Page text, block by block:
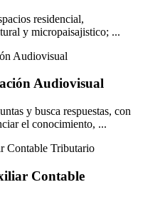
residencial,
y micropaisajistico; ...
Audiovisual
y busca respuestas, con
el conocimiento, ...
Contable